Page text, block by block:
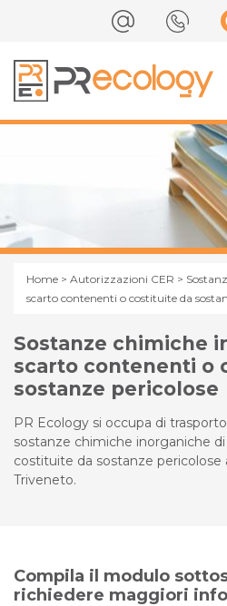
Home > Autorizzazioni CER >
scarto contenenti o costituite da
Sostanze chimiche
scarto contenenti o
sostanze pericolose
PR Ecology si occupa di
sostanze chimiche inorganiche
costituite da sostanze
Triveneto.
Compila il modulo
richiedere maggiori